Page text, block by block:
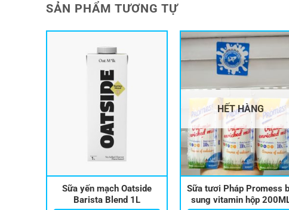
SẢN PHẨM TƯƠNG TỰ
Sữa yến mạch Oatside
Barista Blend 1L
HẾT HÀNG
Sữa tươi Pháp Promess
sung vitamin hộp